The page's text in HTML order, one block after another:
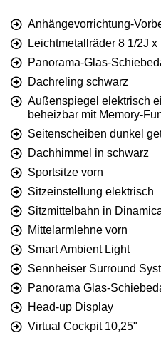
Anhängevorrichtung-
Leichtmetallräder 8 1/2J x
Panorama-Glas-
Dachreling schwarz
Außenspiegel elektrisch
beheizbar mit Memory-
Seitenscheiben dunkel
Dachhimmel in schwarz
Sportsitze vorn
Sitzeinstellung elektrisch
Sitzmittelbahn in
Mittelarmlehne vorn
Smart Ambient Light
Sennheiser Surround
Panorama Glas-
Head-up Display
Virtual Cockpit 10,25"